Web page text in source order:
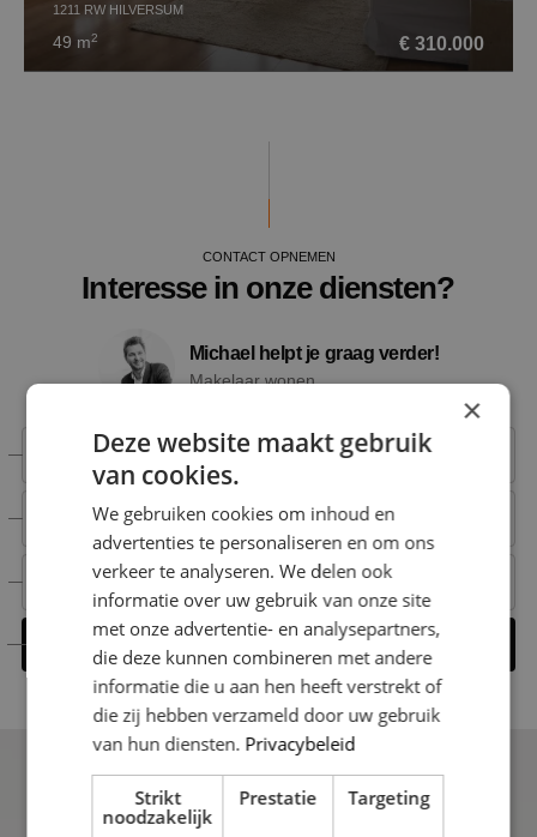
1211 RW HILVERSUM
49 m2 € 310.000
CONTACT OPNEMEN
Interesse in onze diensten?
Michael helpt je graag verder!
Makelaar wonen
+31 6 15 00 52 66
+31 6 15 00 52 66
michael@nestmakelaardij.nl
Contact opnemen
×
Deze website maakt gebruik
van cookies.
We gebruiken cookies om inhoud en
advertenties te personaliseren en om ons
verkeer te analyseren. We delen ook
informatie over uw gebruik van onze site
met onze advertentie- en analysepartners,
die deze kunnen combineren met andere
informatie die u aan hen heeft verstrekt of
die zij hebben verzameld door uw gebruik
van hun diensten. Privacybeleid
Strikt
noodzakelijk
Prestatie Targeting